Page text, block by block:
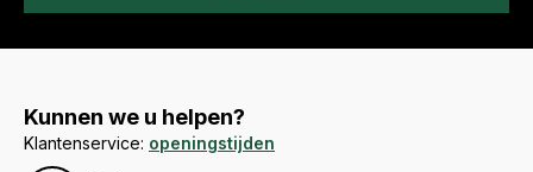
Kunnen we u helpen?
Klantenservice: openingstijden